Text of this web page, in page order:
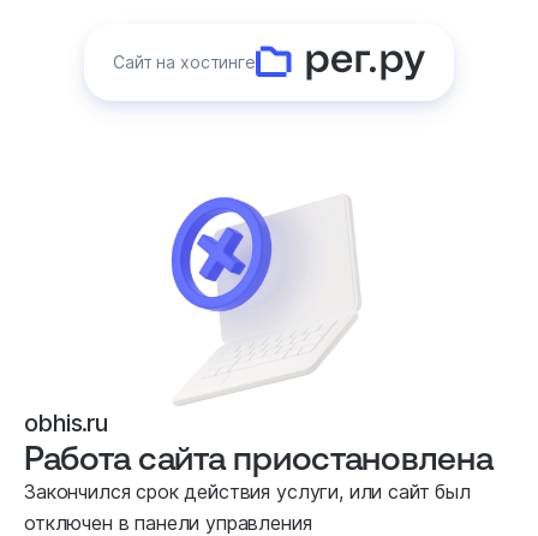
Сайт на хостинге
obhis.ru
Работа сайта приостановлена
Закончился срок действия услуги, или сайт был
отключен в панели управления